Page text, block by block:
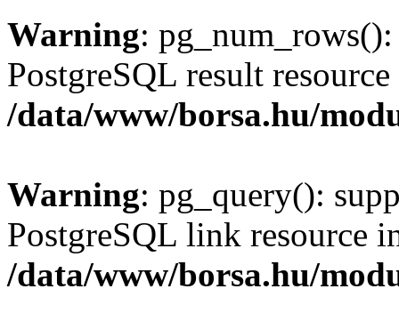
Warning:
PostgreSQL result
/data/www/borsa.hu/
Warning: pg_query():
PostgreSQL link resource
/data/www/borsa.hu/